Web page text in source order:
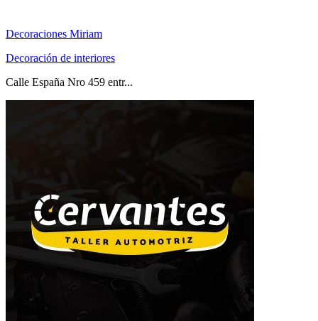
Decoraciones Miriam
Decoración de interiores
Calle España Nro 459 entr...